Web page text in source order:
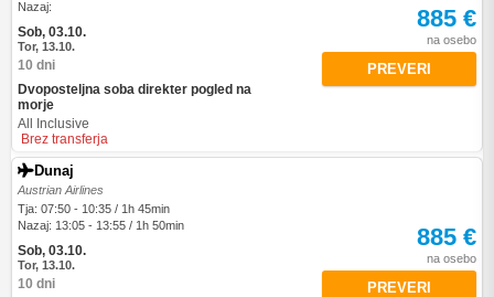
Nazaj:
Sob, 03.10.
Tor, 13.10.
10 dni
Dvoposteljna soba direkter pogled na
morje
All Inclusive
Brez transferja
885 €
na osebo
PREVERI
Dunaj
Austrian Airlines
Tja: 07:50 - 10:35 / 1h 45min
Nazaj: 13:05 - 13:55 / 1h 50min
Sob, 03.10.
Tor, 13.10.
10 dni
885 €
na osebo
PREVERI